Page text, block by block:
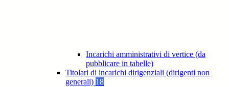
Incarichi amministrativi di vertice (da
pubblicare in tabelle)
Titolari di incarichi dirigenziali (dirigenti non
generali) 18